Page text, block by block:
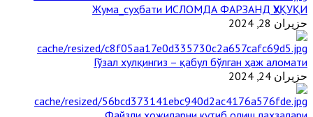
Жума_суҳбати ИСЛОМДА ФАРЗАНД ҲУҚУҚИ
حزيران 28, 2024
Гўзал хулқингиз – қабул бўлган ҳаж аломати
حزيران 24, 2024